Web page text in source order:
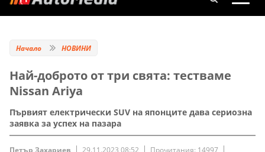
Начало НОВИНИ
Най-доброто от три свята: тестваме
Nissan Ariya
Първият електрически SUV на японците дава сериозна
заявка за успех на пазара